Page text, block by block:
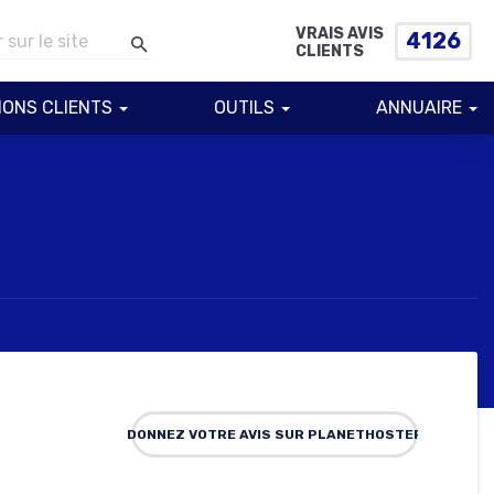
VRAIS AVIS
CLIENTS
4126
CLIENTS OUTILS ANNUAIRE
DONNEZ VOTRE AVIS SUR PLANETHOSTER